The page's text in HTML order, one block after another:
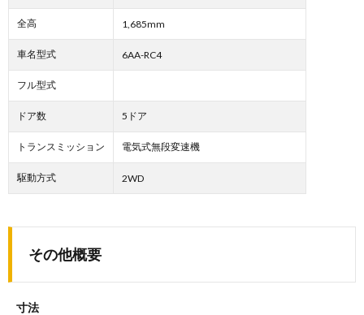
全高 1,685mm
車名型式 6AA-RC4
フル型式
ドア数 5ドア
トランスミッション 電気式無段変速機
駆動方式 2WD
その他概要
寸法